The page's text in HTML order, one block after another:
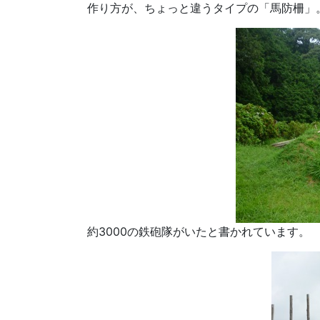
作り方が、ちょっと違うタイプの「馬防柵」
約3000の鉄砲隊がいたと書かれています。